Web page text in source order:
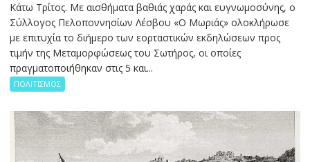
Κάτω Τρίτος. Με αισθήματα βαθιάς χαράς και ευγνωμοσύνης, ο
Σύλλογος Πελοποννησίων Λέσβου «Ο Μωριάς» ολοκλήρωσε
με επιτυχία το διήμερο των εορταστικών εκδηλώσεων προς
τιμήν της Μεταμορφώσεως του Σωτήρος, οι οποίες
πραγματοποιήθηκαν στις 5 και...
ΠΟΛΙΤΙΣΜΟΣ